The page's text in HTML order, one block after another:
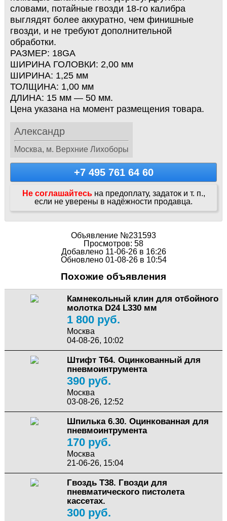
словами, потайные гвозди 18-го калибра
выглядят более аккуратно, чем финишные
гвозди, и не требуют дополнительной
обработки.
РАЗМЕР: 18GA
ШИРИНА ГОЛОВКИ: 2,00 мм
ШИРИНА: 1,25 мм
ТОЛЩИНА: 1,00 мм
ДЛИНА: 15 мм — 50 мм.
Цена указана на момент размещения товара.
Александр
Москва, м. Верхние Лихоборы
+7 495 761 64 60
Не соглашайтесь на предоплату, задаток и т. п.,
если не уверены в надёжности продавца.
Объявление №231593
Просмотров: 58
Добавлено 11-06-26 в 16:26
Обновлено 01-08-26 в 10:54
Похожие объявления
Камнекольный клин для отбойного
молотка D24 L330 мм
1 800 руб.
Москва
04-08-26, 10:02
Штифт T64. Оцинкованный для
пневмоинтрумента
390 руб.
Москва
03-08-26, 12:52
Шпилька 6.30. Оцинкованная для
пневмоинтрумента
170 руб.
Москва
21-06-26, 15:04
Гвоздь T38. Гвозди для
пневматического пистолета
кассетах.
300 руб.